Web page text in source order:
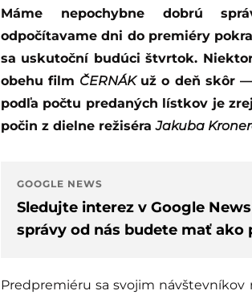
Máme nepochybne dobrú správu pre slovenskú kinematografiu. Už
odpočítavame dni do premiéry
sa uskutoční budúci štvrtok.
obehu film ČERNÁKuž o deň skôr —
podľa počtu predaných lístkov je
počin z dielne režiséraJakuba
GOOGLE NEWS
Sledujte interez v Google
správy od nás budete mať ako
Predpremiéru sa svojim